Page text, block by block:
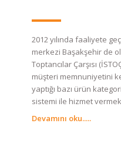
2012 yılında faaliyete
merkezi Başakşehir de
Toptancılar Çarşısı
müşteri memnuniyetini
yaptığı bazı ürün
sistemi ile hizmet
Devamını oku.....